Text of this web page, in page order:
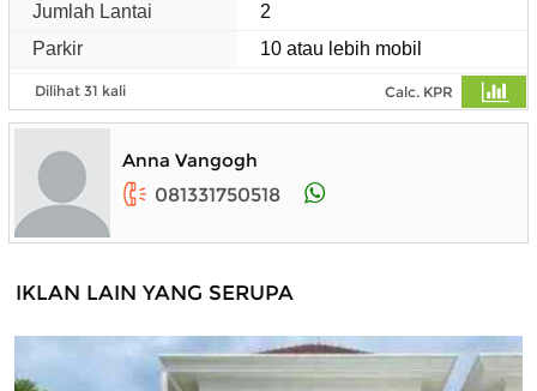
Jumlah Lantai
2
Parkir
10 atau lebih mobil
Dilihat 31 kali Calc. KPR
Anna Vangogh
081331750518
IKLAN LAIN YANG SERUPA